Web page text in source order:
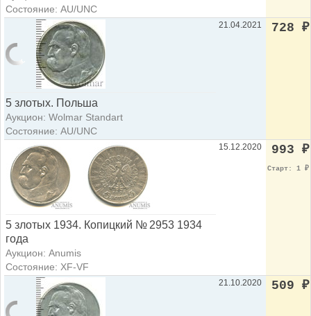
Состояние: AU/UNC
5 злотых. Польша
Аукцион: Wolmar Standart
Состояние: AU/UNC
21.04.2021 728 ₽
5 злотых 1934. Копицкий № 2953 1934
года
Аукцион: Anumis
Состояние: XF-VF
15.12.2020 993 ₽
Старт: 1 ₽
21.10.2020 509 ₽